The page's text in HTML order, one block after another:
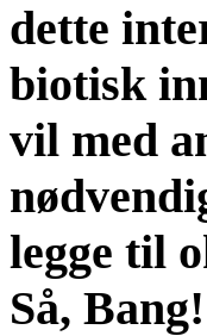
dette
biotisk
vil med
legge til
Så, Bang!